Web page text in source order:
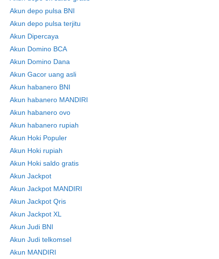
Akun depo pulsa BNI
Akun depo pulsa terjitu
Akun Dipercaya
Akun Domino BCA
Akun Domino Dana
Akun Gacor uang asli
Akun habanero BNI
Akun habanero MANDIRI
Akun habanero ovo
Akun habanero rupiah
Akun Hoki Populer
Akun Hoki rupiah
Akun Hoki saldo gratis
Akun Jackpot
Akun Jackpot MANDIRI
Akun Jackpot Qris
Akun Jackpot XL
Akun Judi BNI
Akun Judi telkomsel
Akun MANDIRI